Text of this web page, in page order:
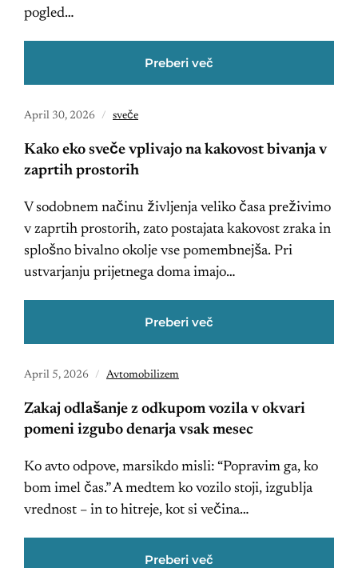
pogled…
Preberi več
April 30, 2026 sveče
Kako eko sveče vplivajo na kakovost bivanja v
zaprtih prostorih
V sodobnem načinu življenja veliko časa preživimo
v zaprtih prostorih, zato postajata kakovost zraka in
splošno bivalno okolje vse pomembnejša. Pri
ustvarjanju prijetnega doma imajo…
Preberi več
April 5, 2026 Avtomobilizem
Zakaj odlašanje z odkupom vozila v okvari
pomeni izgubo denarja vsak mesec
Ko avto odpove, marsikdo misli: “Popravim ga, ko
bom imel čas.” A medtem ko vozilo stoji, izgublja
vrednost – in to hitreje, kot si večina…
Preberi več